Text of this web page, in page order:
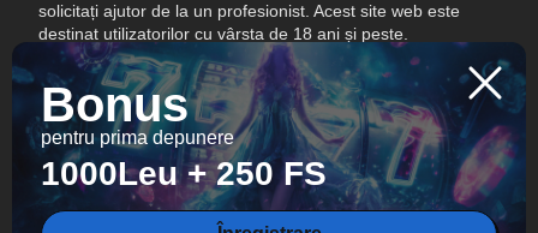
Bonus
pentru prima depunere
1000Leu + 250 FS
solicitați ajutor de la un profesionist. Acest site web este
destinat utilizatorilor cu vârsta de 18 ani și peste.